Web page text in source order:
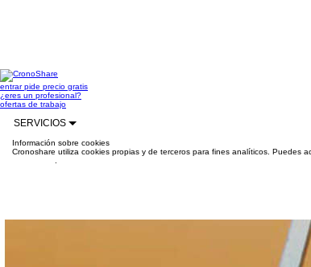
entrarpide precio gratis
¿eres un profesional?
ofertas de trabajo
SERVICIOS
Información sobre cookies
Cronoshare utiliza cookies propias y de terceros para fines analíticos. Puedes